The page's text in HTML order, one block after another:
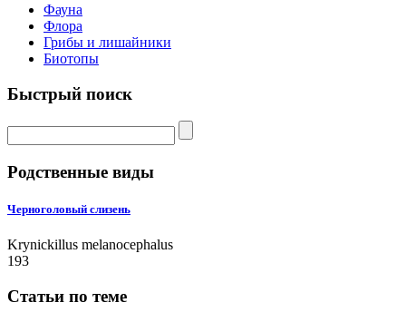
Фауна
Флора
Грибы и лишайники
Биотопы
Быстрый поиск
Родственные виды
Черноголовый слизень
Krynickillus melanocephalus
193
Статьи по теме